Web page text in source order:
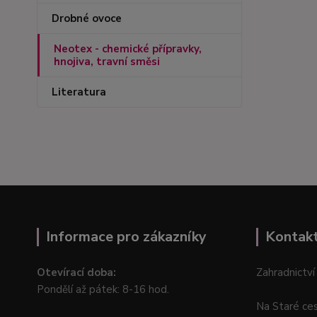
Drobné ovoce
Neotex - chemické přípravky,
hnojiva, travní směsi
Literatura
Informace pro zákazníky
Otevírací doba:
Pondělí až pátek: 8-16 hod.
Na Staré